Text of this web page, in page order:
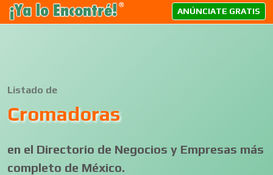
ANÚNCIATE GRATIS
Listado de
Cromadoras
en el Directorio de Negocios y Empresas más
completo de México.